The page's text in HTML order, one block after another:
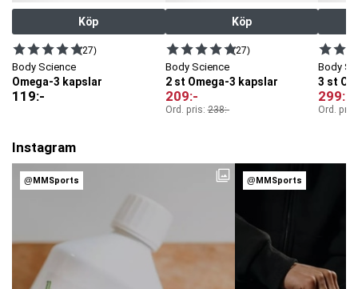
Köp
(27)
Body Science
Omega-3 kapslar
119:-
Köp
(27)
Body Science
2 st Omega-3 kapslar
209:-
Ord. pris:238:-
Body
3 st
299:-
Ord.
Instagram
@MMSports @MMSports